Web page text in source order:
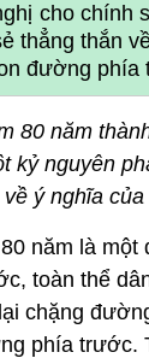
cho chính
thẳng thắn
đường phía
80 năm
kỷ nguyên
ý nghĩa
năm là một
toàn thể
chặng
phía trước.